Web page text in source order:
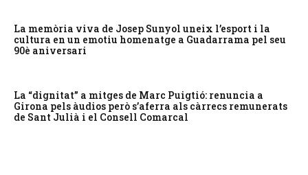
La memòria viva de Josep Sunyol uneix l’esport i la
cultura en un emotiu homenatge a Guadarrama pel seu
90è aniversari
La “dignitat” a mitges de Marc Puigtió: renuncia a
Girona pels àudios però s’aferra als càrrecs remunerats
de Sant Julià i el Consell Comarcal